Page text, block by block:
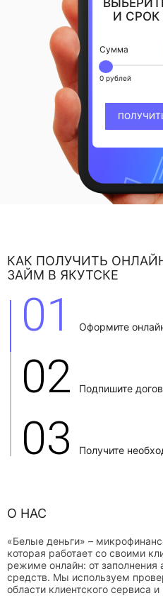
И
Сумма
0 рублей
КАК ПОЛУЧИТЬ
ЗАЙМ В ЯКУТСКЕ
01 Оформите
02 Подпишите
03 Получите
О НАС
«Белые деньги» –
которая работает со своими
режиме онлайн: от заполнения
средств. Мы используем
области клиентского сервиса и